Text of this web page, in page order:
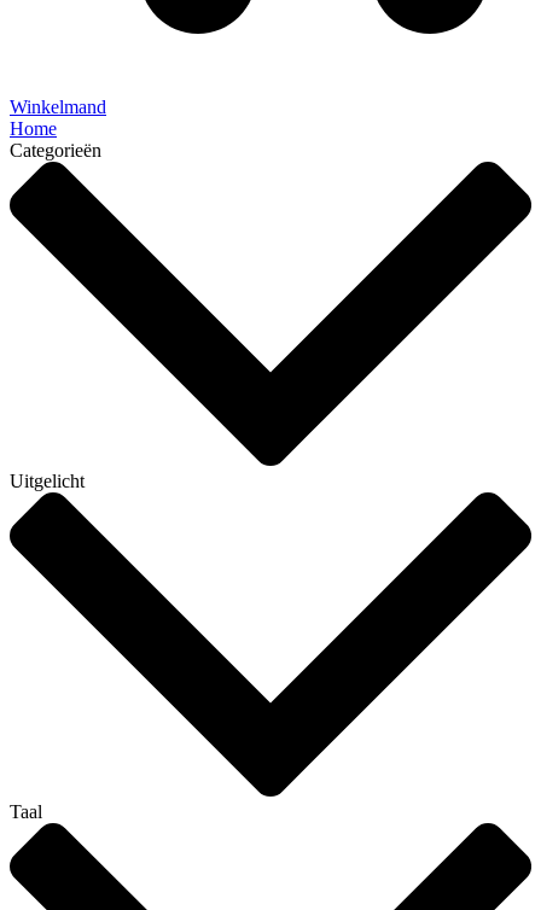
Winkelmand
Home
Categorieën
Uitgelicht
Taal